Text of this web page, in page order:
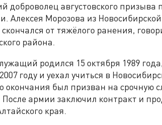
доброволец августовского
Алексея Морозова из
от тяжёлого ранения,
района.
родился 15 октября 1989
году и уехал учиться в
окончания был призван на срочную
После армии заключил контракт и
края.